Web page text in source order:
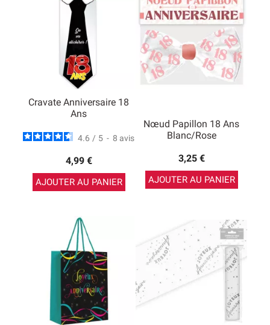
Cravate Anniversaire 18
Ans
4.6 / 5 - 8 avis
4,99 €
AJOUTER AU PANIER
Nœud Papillon 18 Ans
Blanc/Rose
3,25 €
AJOUTER AU PANIER